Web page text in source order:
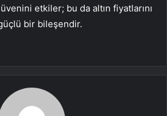
etkiler; bu da altın fiyatlarını
bir bileşendir.